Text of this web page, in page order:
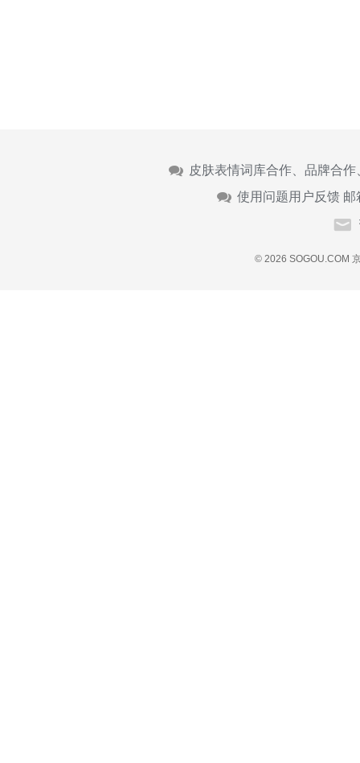
皮肤表情词库合作、品牌合
使用问题用户反馈 邮
© 2026 SOGOU.COM